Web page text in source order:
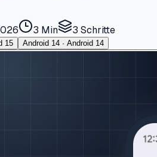
3 Min 3 Schritte
15 Android 14 · Android 14